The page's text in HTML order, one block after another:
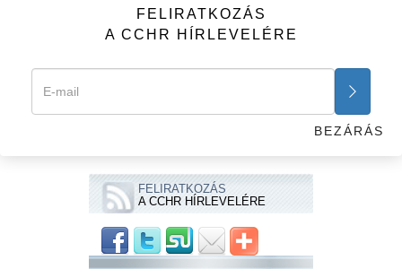
Azért, hogy megvédje önmagát és a szeretteit, ragaszkodjon
ahhoz, hogy teljes és pontos információkat kapjon az orvosától:
a javasolt kezelés, más kezelések, illetve az jár, ha egyáltalán
semmit sem tesz.
Következő
Előző
Halálos profitszerzés
FELIRATKOZÁS
A CCHR HÍRLEVELÉRE
FELIRATKOZÁS
A CCHR HÍRLEVELÉRE
BEZÁRÁS